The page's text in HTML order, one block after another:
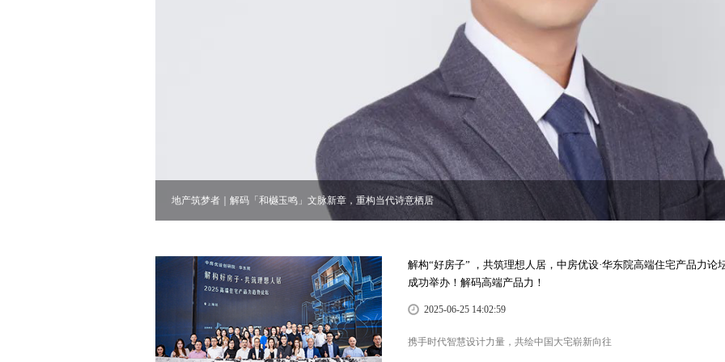
地产筑梦者｜张斌：从洞察到创新，点燃城市文化的好奇心
解构“好房子” ，共筑理想人居，中房优设·华东院高端住宅产品力论
成功举办！解码高端产品力！
2025-06-25 14:02:59
携手时代智慧设计力量，共绘中国大宅崭新向往